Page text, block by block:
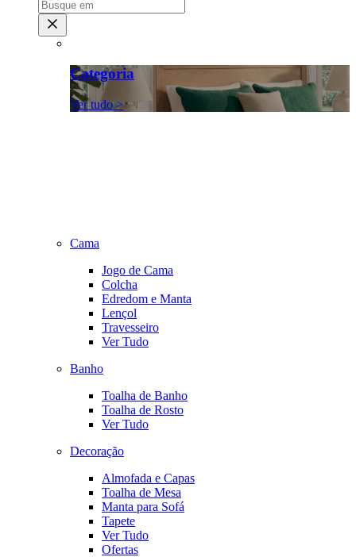
Categoria
Ver tudo >
Cama
Jogo de Cama
Colcha
Edredom e Manta
Lençol
Travesseiro
Ver Tudo
Banho
Toalha de Banho
Toalha de Rosto
Ver Tudo
Decoração
Almofada e Capas
Toalha de Mesa
Manta para Sofá
Tapete
Ver Tudo
Ofertas